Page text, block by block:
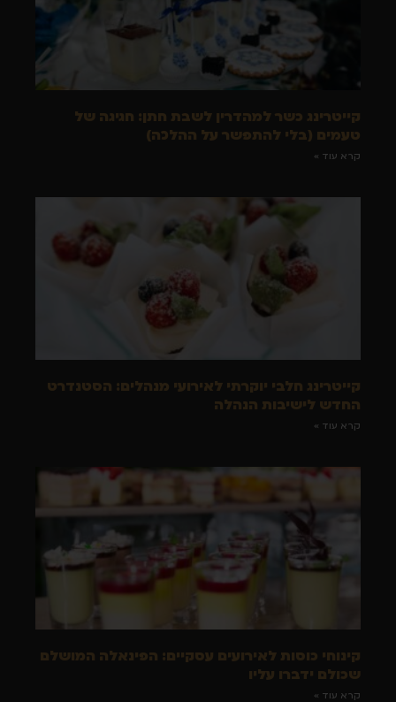
קייטרינג כשר למהדרין לשבת חתן: חגיגה של
טעמים (בלי להתפשר על ההלכה)
קרא עוד »
קייטרינג חלבי יוקרתי לאירועי מנהלים: הסטנדרט
החדש לישיבות הנהלה
קרא עוד »
קינוחי כוסות לאירועים עסקיים: הפינאלה המושלם
שכולם ידברו עליו
קרא עוד »